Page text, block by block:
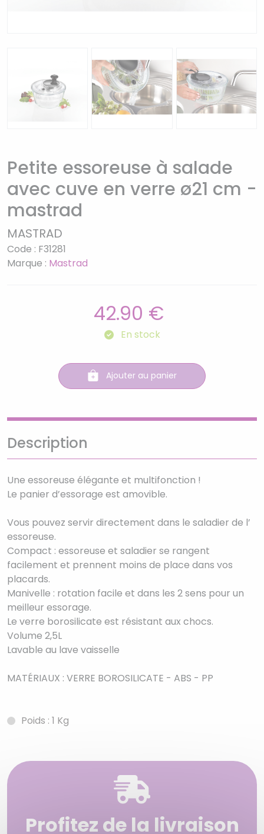
Petite essoreuse à salade
avec cuve en verre ø21 cm -
mastrad
MASTRAD
Code : F31281
Marque : Mastrad
42.90 €
En stock
Ajouter au panier
Description
Une essoreuse élégante et multifonction !
Le panier d’essorage est amovible.
Vous pouvez servir directement dans le saladier de l’
essoreuse.
Compact : essoreuse et saladier se rangent
facilement et prennent moins de place dans vos
placards.
Manivelle : rotation facile et dans les 2 sens pour un
meilleur essorage.
Le verre borosilicate est résistant aux chocs.
Volume 2,5L
Lavable au lave vaisselle
MATÉRIAUX : VERRE BOROSILICATE - ABS - PP
Poids : 1 Kg
Profitez de la livraison